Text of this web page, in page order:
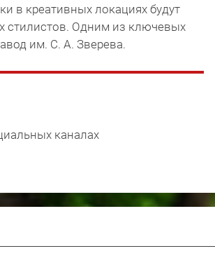
в креативных локациях будут
стилистов. Одним из ключевых
им. С. А. Зверева.
каналах